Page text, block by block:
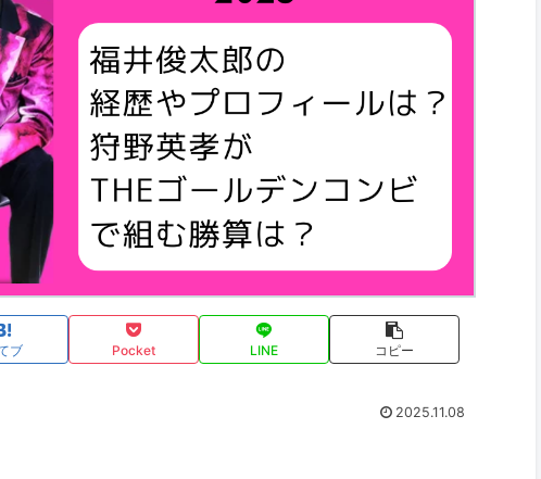
ブ Pocket LINE コピー
2025.11.08